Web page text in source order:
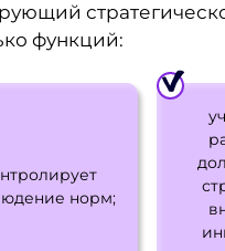
функций:
норм;